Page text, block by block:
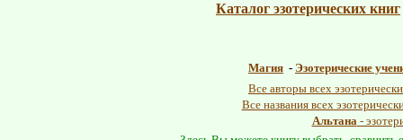
Каталог эзотерических книг
Магия - Эзотерические
Все авторы всех
Все названия всех
Альтана-